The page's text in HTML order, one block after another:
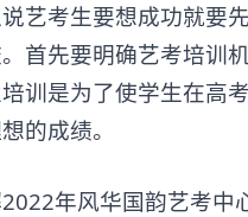
艺考生要想成功就要
首先要明确艺考培训
训是为了使学生在高
的成绩。
年风华国韵艺考中